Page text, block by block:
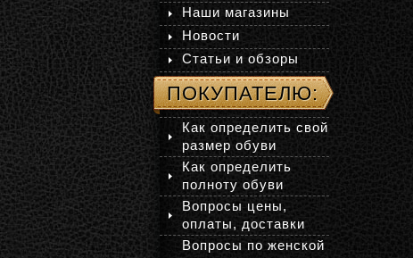
Наши магазины
Новости
Статьи и обзоры
ПОКУПАТЕЛЮ:
Как определить свой
размер обуви
Как определить
полноту обуви
Вопросы цены,
оплаты, доставки
Вопросы по женской